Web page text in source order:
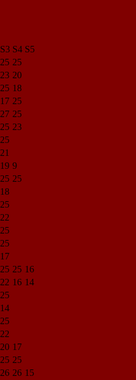
S3 S4 S5
25 25
23 20
25 18
17 25
27 25
25 23
25
21
19 9
25 25
18
25
22
25
25
17
25 25 16
22 16 14
25
14
25
22
20 17
25 25
26 26 15